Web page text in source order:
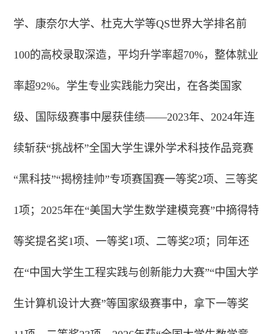
学、康奈尔大学、杜克大学等QS世界大学排名前
100的高校录取深造，平均升学率超70%，整体就业
率超92%。学生专业实践能力突出，在各类国家
级、国际级赛事中屡获佳绩——2023年、2024年连
续斩获“挑战杯”全国大学生课外学术科技作品竞赛
“黑科技”“揭榜挂帅”专项赛国赛一等奖2项、三等奖
1项；2025年在“美国大学生数学建模竞赛”中摘得特
等奖提名奖1项、一等奖1项、二等奖2项；同年还
在“中国大学生工程实践与创新能力大赛”“中国大学
生计算机设计大赛”等国家级赛事中，拿下一等奖